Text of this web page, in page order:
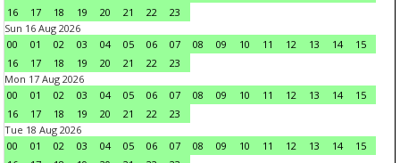
16
17 18 19 20 21 22
23
Sun 16 Aug 2026
00
01 02 03 04 05 06 07 08 09 10 11 12 13 14
15
16
17 18 19 20 21 22
23
Mon 17 Aug 2026
00
01 02 03 04 05 06 07 08 09 10 11 12 13 14
15
16
17 18 19 20 21 22
23
Tue 18 Aug 2026
00
01 02 03 04 05 06 07 08 09 10 11 12 13 14
15